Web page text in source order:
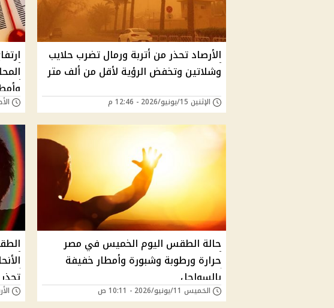
الأرصاد تحذر من أتربة ورمال تضرب حلايب
وشلاتين وتخفض الرؤية لأقل من ألف متر
الإثنين 15/يونيو/2026 - 12:46 م الأحد 14/يونيو/
حالة الطقس اليوم الخميس في مصر
حرارة ورطوبة وشبورة وأمطار خفيفة
بالسواحل
الخميس 11/يونيو/2026 - 10:11 ص الأربعاء 10/